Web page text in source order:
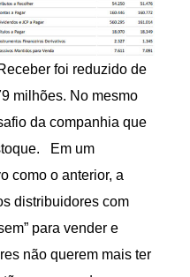
foi reduzido de
milhões. No mesmo
da companhia que
Em um
como o anterior, a
distribuidores com
para vender e
não querem mais ter